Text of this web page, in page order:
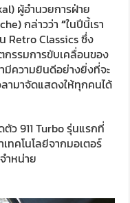
ผู้อำนวยการฝ่าย
กล่าวว่า“ในปีนี้เรา
Retro Classics ซึ่ง
รรมการขับเคลื่อนของ
มีความยินดีอย่างยิ่งที่จะ
ามาจัดแสดงให้ทุกคนได้
ว 911 Turbo รุ่นแรกที่
ทคโนโลยีจากมอเตอร์
ำหน่าย